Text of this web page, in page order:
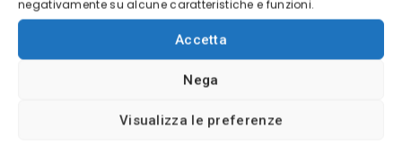
negativamente su alcune caratteristiche e funzioni.
Accetta
Nega
Visualizza le preferenze